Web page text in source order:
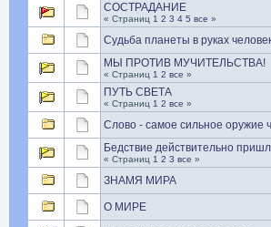
СОСТРАДАНИЕ
« Страниц 1 2 3 4 5 все »
Судьба планеты в руках
МЫ ПРОТИВ МУЧИТЕЛЬСТВА!
« Страниц 1 2 все »
ПУТЬ СВЕТА
« Страниц 1 2 все »
Слово - самое сильное оружие
Бедствие действительно
« Страниц 1 2 3 все »
ЗНАМЯ МИРА
О МИРЕ